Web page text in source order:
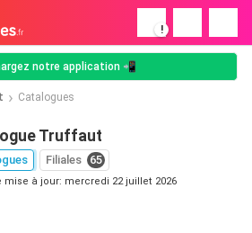
!
notre application 📲
Catalogues
Truffaut
Filiales 65
mise à jour: mercredi 22 juillet 2026